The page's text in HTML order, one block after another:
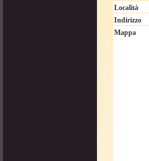
Località
Indirizzo
Mappa